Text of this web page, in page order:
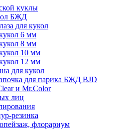
куклы
БЖД
для кукол
6 мм
8 мм
10 мм
12 мм
для кукол
для парика БЖД BJD
и Mr.Color
лиц
резинка
флорариум